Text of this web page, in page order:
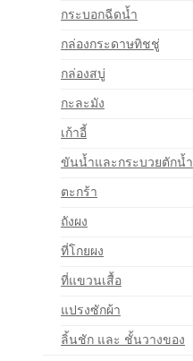
กระบอกฉีดน้ำ
กล่องกระดาษทิชชู่
กล่องสบู่
กะละมัง
เก้าอี้
ขันน้ำและกระบวยตักน้ำ
ตะกร้า
ถังผง
ที่โกยผง
ที่แขวนเสื้อ
แปรงซักผ้า
ลิ้นชัก และ ชั้นวางของ